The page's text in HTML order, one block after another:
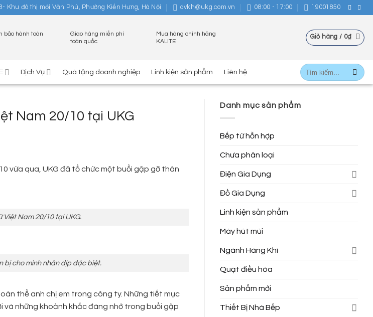
Khu đô thị mới Văn Phú, Phường Kiến Hưng, Hà Nội dvkh@ukg.com.vn 08:00 - 17:00 19001850
Mua hàng chính hãng
KALITE
Giao hàng miễn phí
toàn quốc
bảo hành toàn
Giỏ hàng / 0₫
Dịch Vụ Quà tặng doanh nghiệp Linh kiện sản phẩm Liên hệ
Tìm
kiếm:
Nam 20/10 tại UKG
vừa qua, UKG đã tổ chức một buổi gặp gỡ thân
Nam 20/10 tại UKG.
bị cho mình nhân dịp đặc biệt.
thể anh chị em trong công ty. Những tiết mục
và những khoảnh khắc đáng nhớ trong buổi gặp
Danh mục sản phẩm
Bếp từ hỗn hợp
Chưa phân loại
Điện Gia Dụng
Đồ Gia Dụng
Linh kiện sản phẩm
Máy hút mùi
Ngành Hàng Khí
Quạt điều hòa
Sản phẩm mới
Thiết Bị Nhà Bếp